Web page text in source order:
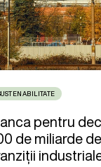
pentru
de miliarde